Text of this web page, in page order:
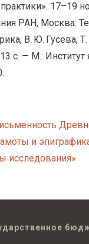
17–19
РАН, Москва:
В. Ю. Гусева,
с. — М.: Институт
и
исследования»